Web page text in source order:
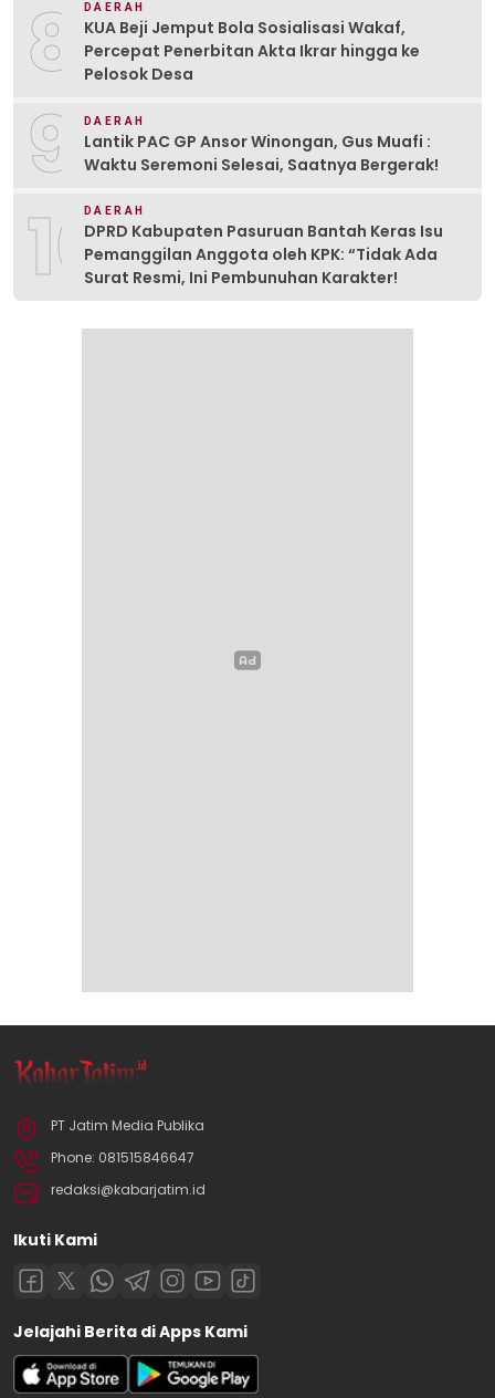
8 DAERAH
KUA Beji Jemput Bola Sosialisasi Wakaf,
Percepat Penerbitan Akta Ikrar hingga ke
Pelosok Desa
9 DAERAH
Lantik PAC GP Ansor Winongan, Gus Muafi :
Waktu Seremoni Selesai, Saatnya Bergerak!
10DAERAH
DPRD Kabupaten Pasuruan Bantah Keras Isu
Pemanggilan Anggota oleh KPK: “Tidak Ada
Surat Resmi, Ini Pembunuhan Karakter!
PT Jatim Media Publika
Phone: 081515846647
redaksi@kabarjatim.id
Ikuti Kami
Jelajahi Berita di Apps Kami